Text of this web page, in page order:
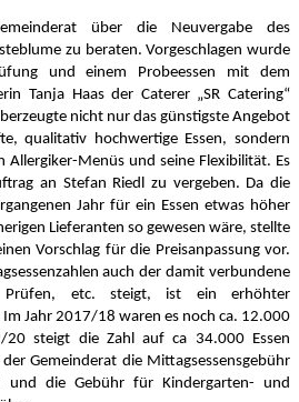
über die Neuvergabe des
zu beraten. Vorgeschlagen wurde
und einem Probeessen mit dem
Tanja Haas der Caterer „SR Catering“
nicht nur das günstigste Angebot
qualitativ hochwertige Essen, sondern
Allergiker-Menüs und seine Flexibilität. Es
an Stefan Riedl zu vergeben. Da die
Jahr für ein Essen etwas höher
Lieferanten so gewesen wäre, stellte
Vorschlag für die Preisanpassung vor.
auch der damit verbundene
Prüfen, etc. steigt, ist ein erhöhter
Jahr 2017/18 waren es noch ca. 12.000
20 steigt die Zahl auf ca 34.000 Essen
Gemeinderat die Mittagsessensgebühr
die Gebühr für Kindergarten- und